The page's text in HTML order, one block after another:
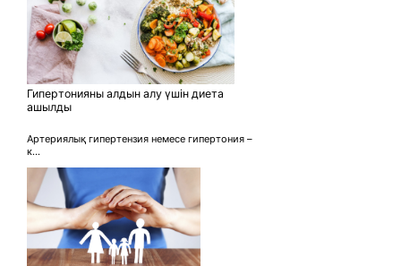
Гипертонияны алдын алу үшін диета
ашылды
Артериялық гипертензия немесе гипертония –
к...